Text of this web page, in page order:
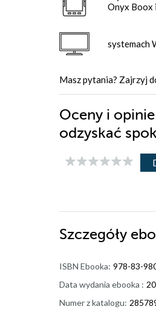
Onyx Boox
systemach
Masz pytania? Zajrzyj
Oceny i
odzyskać
Szczegóły
ISBN Ebooka: 978-83-
Data wydania ebooka :
Numer z katalogu: